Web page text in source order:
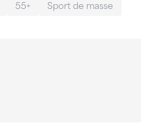
55+ Sport de masse